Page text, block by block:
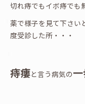
切れ痔でもイボ痔でも
薬で様子を見て下さい
度受診した所・・・
痔瘻と言う病気の